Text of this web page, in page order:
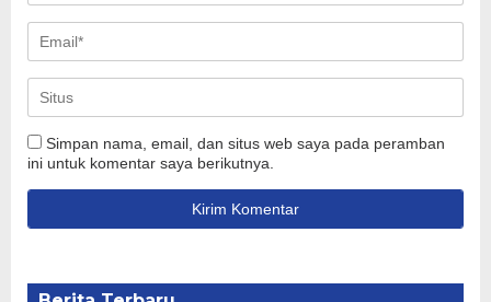
Simpan nama, email, dan situs web saya pada peramban
ini untuk komentar saya berikutnya.